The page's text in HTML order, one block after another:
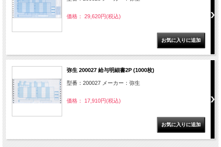
価格： 29,620円(税込)
弥生 200027 給与明細書2P (1000枚)
型番：200027 メーカー：弥生
価格： 17,910円(税込)